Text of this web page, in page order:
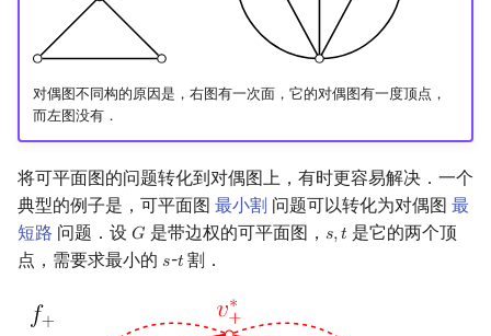
对偶图不同构的原因是，右图有一次面，它的对偶图有一度顶点，
而左图没有．
将可平面图的问题转化到对偶图上，有时更容易解决．一个
典型的例子是，可平面图 最小割 问题可以转化为对偶图 最
短路 问题．设 𝐺
G 是带边权的可平面图， 𝑠,𝑡
s,t 是它的两个顶
点，需要求最小的 𝑠
s-𝑡
t 割．